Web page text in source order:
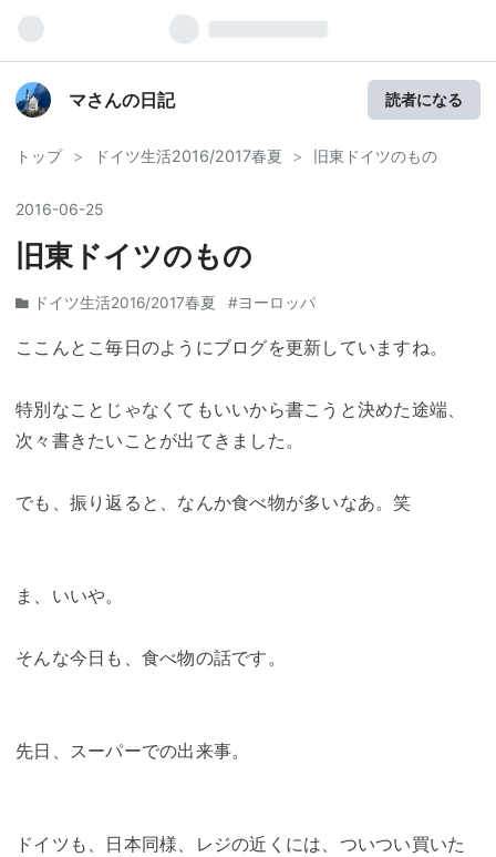
マさんの日記 読者になる
トップ > ドイツ生活2016/2017春夏 > 旧東ドイツのもの
2016-06-25
旧東ドイツのもの
ドイツ生活2016/2017春夏 #ヨーロッパ
ここんとこ毎日のようにブログを更新していますね。
特別なことじゃなくてもいいから書こうと決めた途端、
次々書きたいことが出てきました。
でも、振り返ると、なんか食べ物が多いなあ。笑
ま、いいや。
そんな今日も、食べ物の話です。
先日、スーパーでの出来事。
ドイツも、日本同様、レジの近くには、ついつい買いた